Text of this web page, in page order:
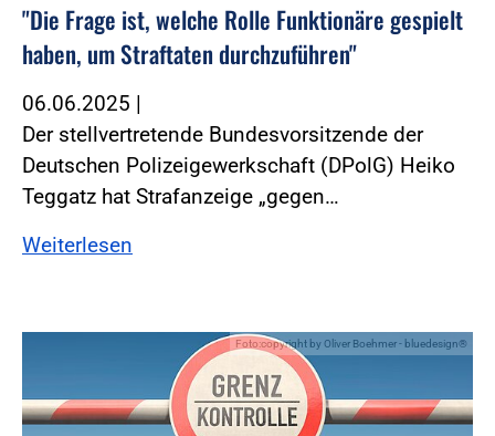
"Die Frage ist, welche Rolle Funktionäre gespielt
haben, um Straftaten durchzuführen"
06.06.2025 |
Der stellvertretende Bundesvorsitzende der
Deutschen Polizeigewerkschaft (DPolG) Heiko
Teggatz hat Strafanzeige „gegen…
Weiterlesen
Foto:copyright by Oliver Boehmer - bluedesign®